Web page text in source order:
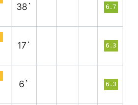
38` 6.7
17` 6.3
6` 6.3